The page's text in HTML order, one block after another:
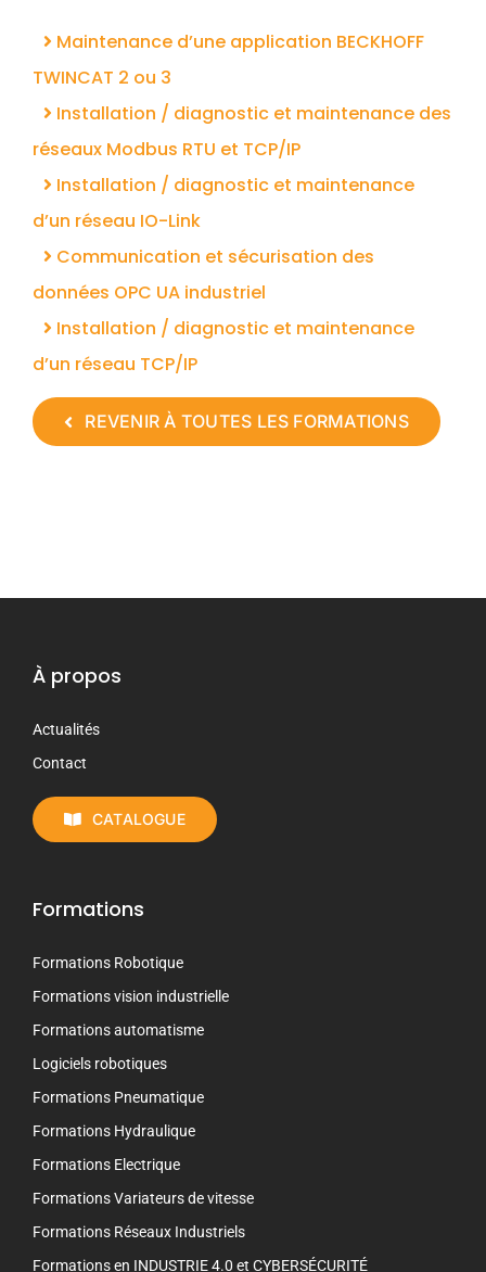
Maintenance d’une application BECKHOFF
TWINCAT 2 ou 3
Installation / diagnostic et maintenance des
réseaux Modbus RTU et TCP/IP
Installation / diagnostic et maintenance
d’un réseau IO-Link
Communication et sécurisation des
données OPC UA industriel
Installation / diagnostic et maintenance
d’un réseau TCP/IP
REVENIR À TOUTES LES FORMATIONS
À propos
Actualités
Contact
CATALOGUE
Formations
Formations Robotique
Formations vision industrielle
Formations automatisme
Logiciels robotiques
Formations Pneumatique
Formations Hydraulique
Formations Electrique
Formations Variateurs de vitesse
Formations Réseaux Industriels
Formations en INDUSTRIE 4.0 et CYBERSÉCURITÉ